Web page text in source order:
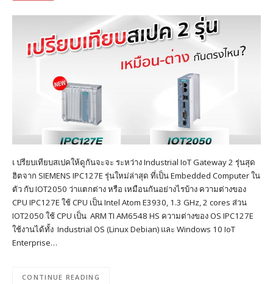
เ ปรียบเทียบสเปคให้ดูกันจะจะ ระหว่าง Industrial IoT Gateway 2 รุ่นสุด
ฮิตจาก SIEMENS IPC127E รุ่นใหม่ล่าสุด ที่เป็น Embedded Computer ใน
ตัว กับ IOT2050 ว่าแตกต่าง หรือ เหมือนกันอย่างไรบ้าง ความต่างของ
CPU IPC127E ใช้ CPU เป็น Intel Atom E3930, 1.3 GHz, 2 cores ส่วน
IOT2050 ใช้ CPU เป็น ARM TI AM6548 HS ความต่างของ OS IPC127E
ใช้งานได้ทั้ง Industrial OS (Linux Debian) และ Windows 10 IoT
Enterprise…
CONTINUE READING